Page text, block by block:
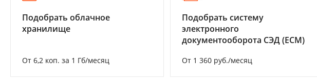
Подобрать облачное
хранилище
От 6,2 коп. за 1 Гб/месяц
Подобрать систему
электронного
документооборота СЭД (ECM)
От 1 360 руб./месяц